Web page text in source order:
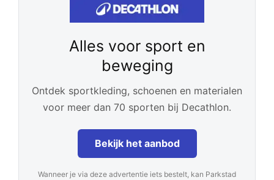
Alles voor sport en
beweging
Ontdek sportkleding, schoenen en materialen
voor meer dan 70 sporten bij Decathlon.
Bekijk het aanbod
Wanneer je via deze advertentie iets bestelt, kan Parkstad